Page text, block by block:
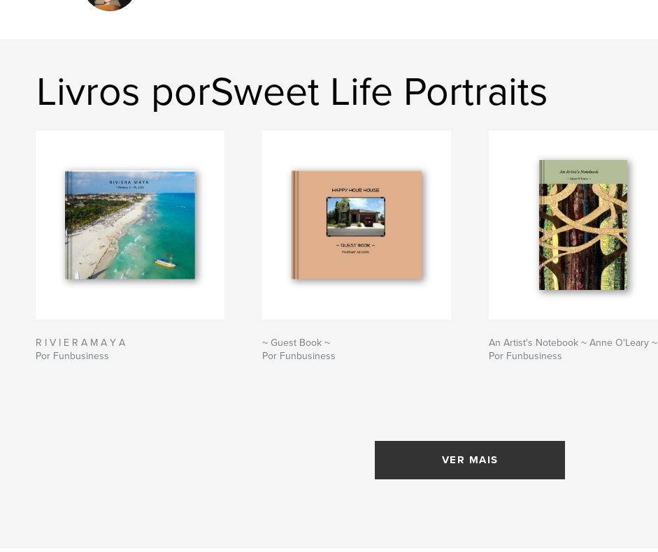
Livros porSweet Life Portraits
R I V I E R A M A Y A
Por Funbusiness
~ Guest Book ~
Por Funbusiness
An Artist's Notebook ~ Anne O'Leary ~
Por Funbusiness
VER MAIS